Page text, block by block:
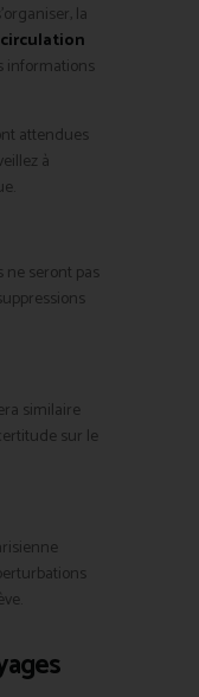
la
informations
attendues
à
ne seront pas
similaire
sur le